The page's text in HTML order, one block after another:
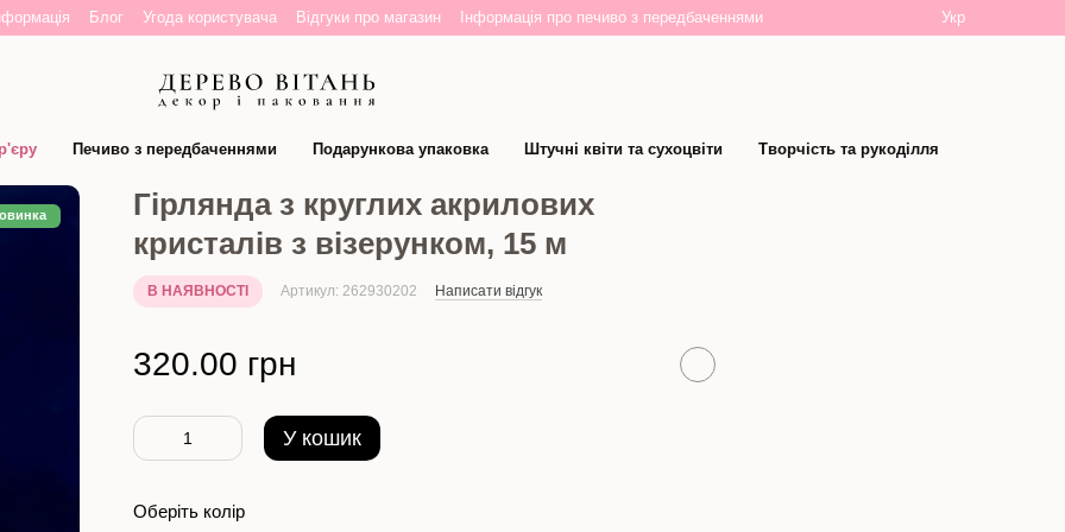
Блог Угода користувача Відгуки про магазин Інформація про печиво з передбаченнями Укр
Печиво з передбаченнями Подарункова упаковка Штучні квіти та сухоцвіти Творчість та рукоділля
Гірлянда з круглих акрилових
кристалів з візерунком, 15 м
В НАЯВНОСТІ Артикул: 262930202 Написати відгук
320.00 грн
У кошик
Оберіть колір